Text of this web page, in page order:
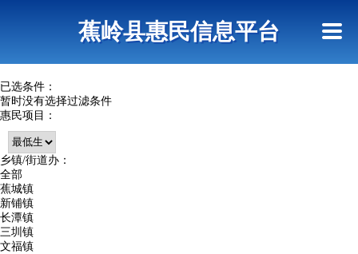
蕉岭县惠民信息平台
已选条件：
暂时没有选择过滤条件
惠民项目：
乡镇/街道办：
全部
蕉城镇
新铺镇
长潭镇
三圳镇
文福镇